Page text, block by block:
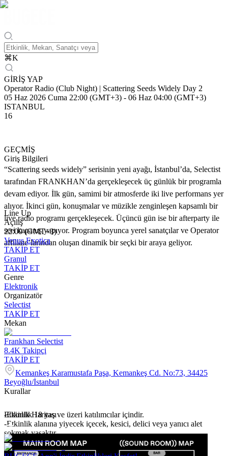
⌘K
GİRİŞ YAP
Operator Radio (Club Night) | Scattering Seeds Widely Day 2
05 Haz 2026 Cuma 22:00 (GMT+3) - 06 Haz 04:00 (GMT+3)
ISTANBUL
16
GEÇMİŞ
Giriş Bilgileri
“Scattering seeds widely” serisinin yeni ayağı, İstanbul’da, Selectist
tarafından FRANKHAN’da gerçekleşecek üç günlük bir programla
devam ediyor. İlk gün, samimi bir atmosferde iki live performans yer
alıyor. İkinci gün, konuşmalar ve müzikle zenginleşen kapsamlı bir
live radio programı gerçekleşecek. Üçüncü gün ise bir afterparty ile
seri kapanış yapıyor. Program boyunca yerel sanatçılar ve Operator
affiliate’larından oluşan dinamik bir seçki bir araya geliyor.
Line Up
Açılış
22:00 (GMT+3)
Venus Exotica
TAKİP ET
Granul
TAKİP ET
Genre
Elektronik
Organizatör
Selectist
TAKİP ET
Mekan
Frankhan Selectist
8.4K Takipçi
TAKİP ET
Kemankeş Karamustafa Paşa, Kemankeş Cd. No:73, 34425
Beyoğlu/İstanbul
Kurallar
-Etkinlik 18 yaş ve üzeri katılımcılar içindir.
-Etkinlik alanına yiyecek içecek, kesici, delici veya yanıcı alet
sokmak yasaktır.
-Etkinlik katılımcıları etkinlik alanı içerisinde fotoğraf & video
çekiminin yapılacağını kabul eder.
Etkinlik Haritası